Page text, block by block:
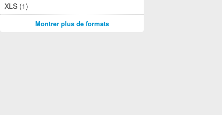
XLS (1)
Montrer plus de formats